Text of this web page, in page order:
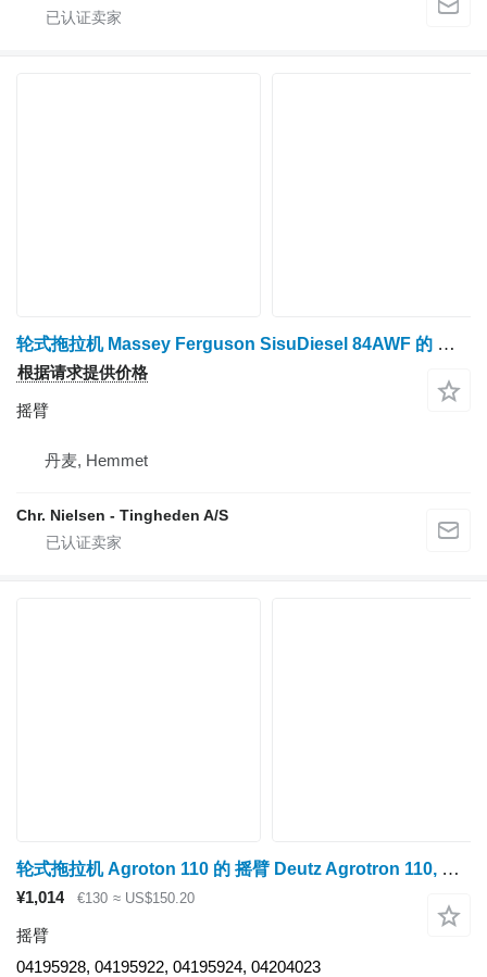
轮式拖拉机 Massey Ferguson SisuDiesel 84AWF 的 摇臂
根据请求提供价格
摇臂
丹麦, Hemmet
Chr. Nielsen - Tingheden A/S
轮式拖拉机 Agroton 110 的 摇臂 Deutz Agrotron 110, Bf6m1012 Engine Rocker Arm Kit 04195928, 04195922
¥1,014 €130 ≈ US$150.20
摇臂
04195928, 04195922, 04195924, 04204023